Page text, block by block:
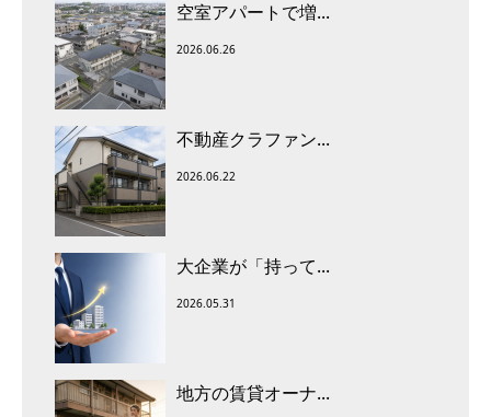
空室アパートで増...
2026.06.26
不動産クラファン...
2026.06.22
大企業が「持って...
2026.05.31
地方の賃貸オーナ...